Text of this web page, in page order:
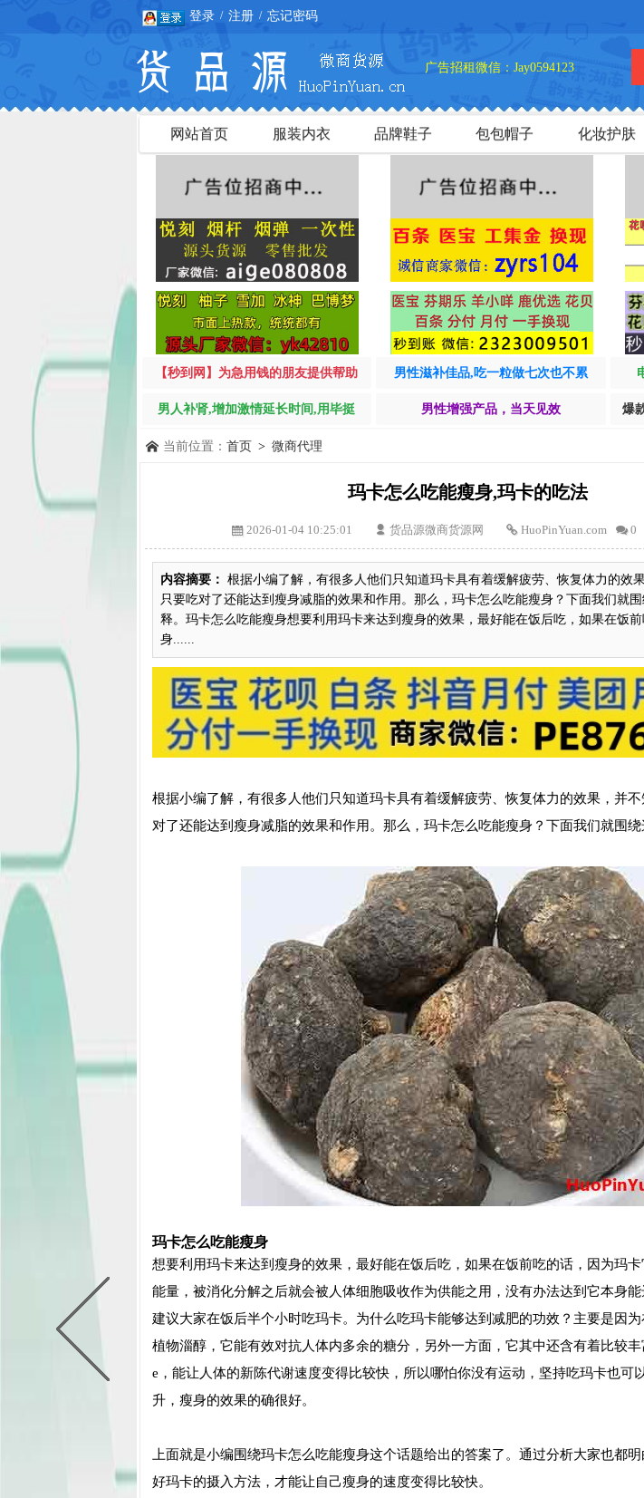
登录 / 注册 / 忘记密码
广告招租微信：Jay0594123
网站首页 服装内衣 品牌鞋子 包包帽子 化妆护肤
【秒到网】为急用钱的朋友提供帮助 男性滋补佳品,吃一粒做七次也不累
男人补肾,增加激情延长时间,用毕挺 男性增强产品，当天见效 爆
当前位置： 首页 > 微商代理
玛卡怎么吃能瘦身,玛卡的吃法
2026-01-04 10:25:01 货品源微商货源网 HuoPinYuan.com 0
内容摘要： 根据小编了解，有很多人他们只知道玛卡具有着缓解疲劳、恢复体力的效
只要吃对了还能达到瘦身减脂的效果和作用。那么，玛卡怎么吃能瘦身？下面我们就
释。玛卡怎么吃能瘦身想要利用玛卡来达到瘦身的效果，最好能在饭后吃，如果在饭
身......
根据小编了解，有很多人他们只知道玛卡具有着缓解疲劳、恢复体力的效果，并
对了还能达到瘦身减脂的效果和作用。那么，玛卡怎么吃能瘦身？下面我们就围绕
玛卡怎么吃能瘦身
想要利用玛卡来达到瘦身的效果，最好能在饭后吃，如果在饭前吃的话，因为玛
能量，被消化分解之后就会被人体细胞吸收作为供能之用，没有办法达到它本身
建议大家在饭后半个小时吃玛卡。为什么吃玛卡能够达到减肥的功效？主要是因
植物淄醇，它能有效对抗人体内多余的糖分，另外一方面，它其中还含有着比较
e，能让人体的新陈代谢速度变得比较快，所以哪怕你没有运动，坚持吃玛卡也可
升，瘦身的效果的确很好。
上面就是小编围绕玛卡怎么吃能瘦身这个话题给出的答案了。通过分析大家也都
好玛卡的摄入方法，才能让自己瘦身的速度变得比较快。